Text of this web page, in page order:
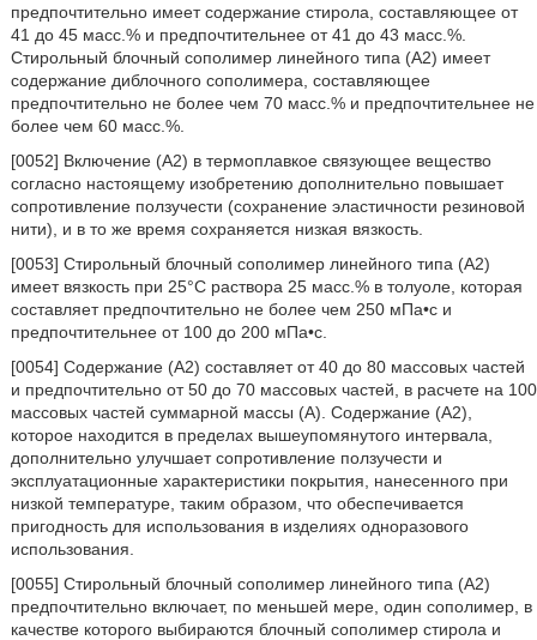
предпочтительно имеет содержание стирола, составляющее от
41 до 45 масс.% и предпочтительнее от 41 до 43 масс.%.
Стирольный блочный сополимер линейного типа (A2) имеет
содержание диблочного сополимера, составляющее
предпочтительно не более чем 70 масс.% и предпочтительнее не
более чем 60 масс.%.
[0052] Включение (A2) в термоплавкое связующее вещество
согласно настоящему изобретению дополнительно повышает
сопротивление ползучести (сохранение эластичности резиновой
нити), и в то же время сохраняется низкая вязкость.
[0053] Стирольный блочный сополимер линейного типа (A2)
имеет вязкость при 25°C раствора 25 масс.% в толуоле, которая
составляет предпочтительно не более чем 250 мПа•с и
предпочтительнее от 100 до 200 мПа•с.
[0054] Содержание (A2) составляет от 40 до 80 массовых частей
и предпочтительно от 50 до 70 массовых частей, в расчете на 100
массовых частей суммарной массы (A). Содержание (A2),
которое находится в пределах вышеупомянутого интервала,
дополнительно улучшает сопротивление ползучести и
эксплуатационные характеристики покрытия, нанесенного при
низкой температуре, таким образом, что обеспечивается
пригодность для использования в изделиях одноразового
использования.
[0055] Стирольный блочный сополимер линейного типа (A2)
предпочтительно включает, по меньшей мере, один сополимер, в
качестве которого выбираются блочный сополимер стирола и